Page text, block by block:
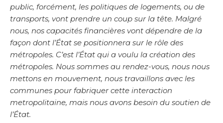
public, forcément, les politiques de logements, ou de
transports, vont prendre un coup sur la tête. Malgré
nous, nos capacités financières vont dépendre de la
façon dont l’État se positionnera sur le rôle des
métropoles. C’est l’État qui a voulu la création des
métropoles. Nous sommes au rendez-vous, nous nous
mettons en mouvement, nous travaillons avec les
communes pour fabriquer cette interaction
metropolitaine, mais nous avons besoin du soutien de
l’État.